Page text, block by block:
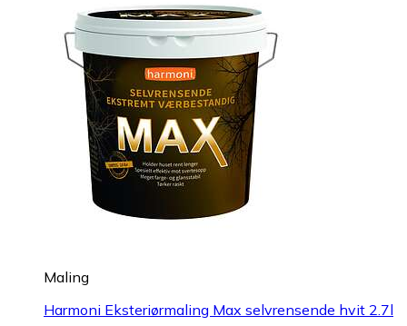
Maling
Harmoni Eksteriørmaling Max selvrensende hvit 2.7l